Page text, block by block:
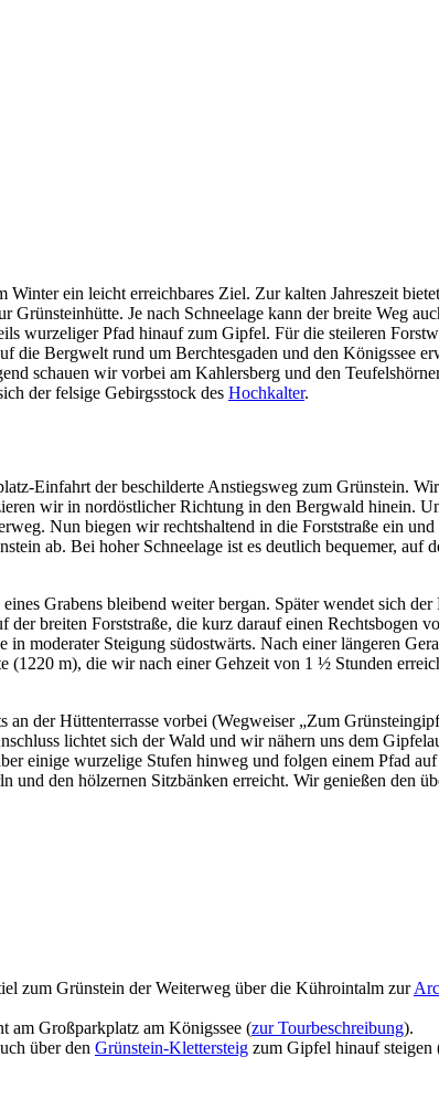
Winter ein leicht erreichbares Ziel. Zur kalten Jahreszeit
Je nach Schneelage kann der breite Weg
wurzeliger Pfad hinauf zum Gipfel. Für die steileren
Bergwelt rund um Berchtesgaden und den Königssee
schauen wir vorbei am Kahlersberg und den
der felsige Gebirgsstock des Hochkalter.
Einfahrt der beschilderte Anstiegsweg zum Grünstein.
wir in nordöstlicher Richtung in den Bergwald hinein.
Nun biegen wir rechtshaltend in die Forststraße ein
ab. Bei hoher Schneelage ist es deutlich bequemer, auf
Grabens bleibend weiter bergan. Später wendet sich
breiten Forststraße, die kurz darauf einen
moderater Steigung südostwärts. Nach einer längeren
(1220 m), die wir nach einer Gehzeit von 1 ½ Stunden
der Hüttenterrasse vorbei (Wegweiser „Zum
lichtet sich der Wald und wir nähern uns dem
einige wurzelige Stufen hinweg und folgen einem Pfad
den hölzernen Sitzbänken erreicht. Wir genießen den
zum Grünstein der Weiterweg über die Kührointalm zur
am Großparkplatz am Königssee (zur Tourbeschreibung).
über den Grünstein-Klettersteig zum Gipfel hinauf steigen